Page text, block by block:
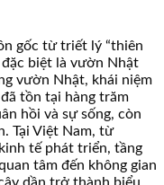
gốc từ triết lý “thiên
đặc biệt là vườn Nhật
vườn Nhật, khái niệm
tồn tại hàng trăm
hồi và sự sống, còn
Tại Việt Nam, từ
tế phát triển, tầng
tâm đến không gian
dần trở thành biểu